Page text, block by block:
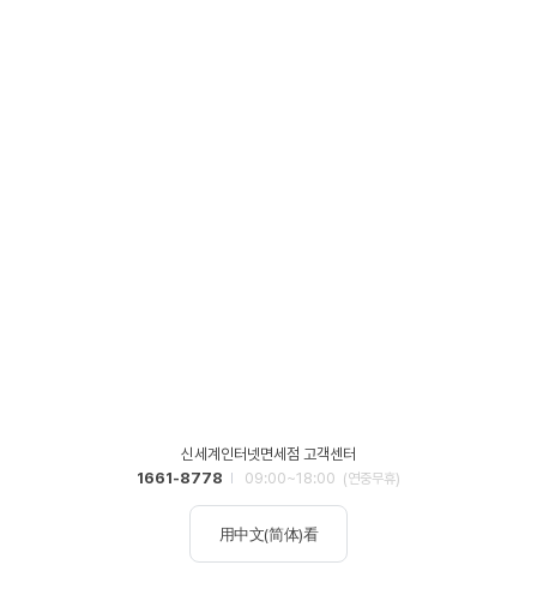
신세계인터넷면세점 고객센터
1661-8778
09:00~18:00 (연중무휴)
用中文(简体)看